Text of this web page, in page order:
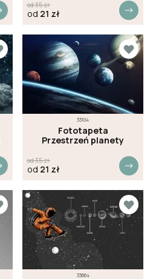
od35zł
od 21 zł
33104
Fototapeta
Przestrzeń planety
od35zł
od 21 zł
33664